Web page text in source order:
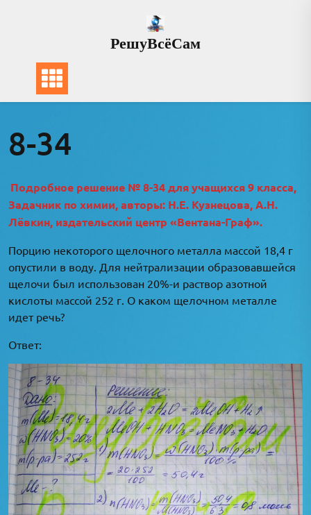
РешуВсёСам
8-34
Подробное решение № 8-34 для учащихся 9 класса,
Задачник по химии, авторы: Н.Е. Кузнецова, А.Н.
Лёвкин, издательский центр «Вентана-Граф».
Порцию некоторого щелочного металла массой 18,4 г
опустили в воду. Для нейтрализации образовавшейся
щелочи был использован 20%-и раствор азотной
кислоты массой 252 г. О каком щелочном металле
идет речь?
Ответ: